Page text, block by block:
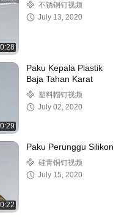
不锈钢钉视频
July 13, 2020
Paku Kepala Plastik
Baja Tahan Karat
塑料帽钉视频
July 02, 2020
Paku Perunggu Silikon
硅青铜钉视频
July 15, 2020